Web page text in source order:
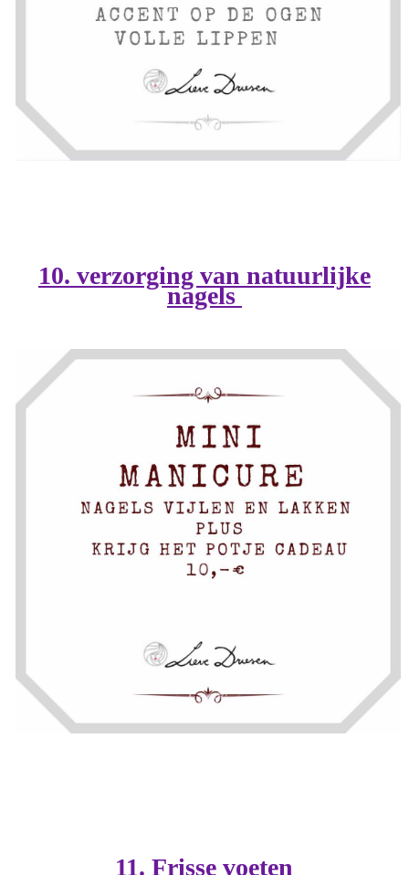
10. verzorging van natuurlijke
nagels
11. Frisse voeten